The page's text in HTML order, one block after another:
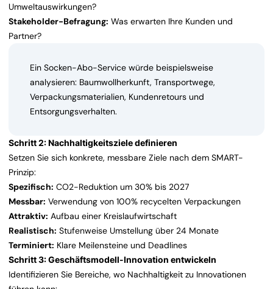
Umweltauswirkungen?
Stakeholder-Befragung: Was erwarten Ihre Kunden und
Partner?
Ein Socken-Abo-Service würde beispielsweise
analysieren: Baumwollherkunft, Transportwege,
Verpackungsmaterialien, Kundenretours und
Entsorgungsverhalten.
Schritt 2: Nachhaltigkeitsziele definieren
Setzen Sie sich konkrete, messbare Ziele nach dem SMART-
Prinzip:
Spezifisch: CO2-Reduktion um 30% bis 2027
Messbar: Verwendung von 100% recycelten Verpackungen
Attraktiv: Aufbau einer Kreislaufwirtschaft
Realistisch: Stufenweise Umstellung über 24 Monate
Terminiert: Klare Meilensteine und Deadlines
Schritt 3: Geschäftsmodell-Innovation entwickeln
Identifizieren Sie Bereiche, wo Nachhaltigkeit zu Innovationen